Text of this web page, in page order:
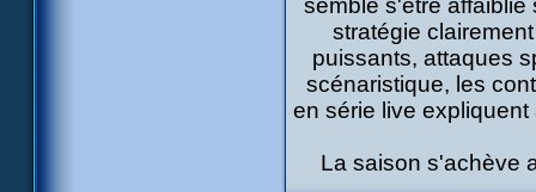
semble s'être affaiblie
stratégie
puissants, attaques
scénaristique, les
en série live
La saison s'achève